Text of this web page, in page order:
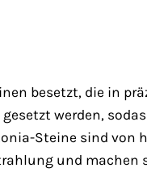
besetzt, die in
werden,
Steine sind
und machen